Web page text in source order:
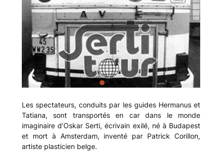
Les spectateurs, conduits par les guides Hermanus et
Tatiana, sont transportés en car dans le monde
imaginaire d’Oskar Serti, écrivain exilé, né à Budapest
et mort à Amsterdam, inventé par Patrick Corillon,
artiste plasticien belge.